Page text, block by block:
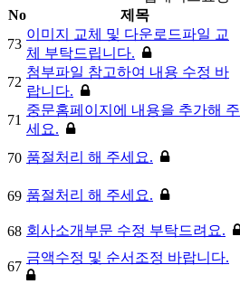
No
제목
73
이미지 교체 및 다운로드파일 교
체 부탁드립니다.
72
첨부파일 참고하여 내용 수정 바
랍니다.
71
중문홈페이지에 내용을 추가해 주
세요.
70 품절처리 해 주세요.
69 품절처리 해 주세요.
68 회사소개부문 수정 부탁드려요.
67
금액수정 및 순서조정 바랍니다.